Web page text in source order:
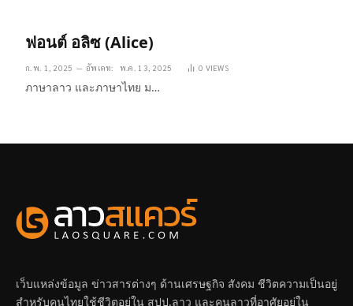
ฟอนต์ อลิซ (Alice)
ก.พ. 1, 2025 อัพเดท: พ.ค. 13, 2025 0 VIEWS
ภาษาลาว และภาษาไทย ม…
เว็บแหล่งข้อมูล ข่าวสารต่างๆ ด้านเศรษฐกิจ สังคม ชีวิตความเป็นอยู่
สำหรับคนไทยใช้ชีวิตอยู่ใน สปป.ลาว และคนลาวที่อาศัยอยู่ใน